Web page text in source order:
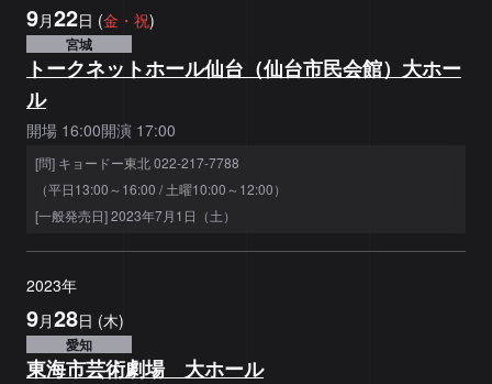
9月22日 (金 ・祝)
宮城
トークネットホール仙台（仙台市民会館）大ホー
ル
開場 16:00開演 17:00
[問] キョードー東北 022-217-7788
（平日13:00～16:00 / 土曜10:00～12:00）
[一般発売日] 2023年7月1日（土）
2023年
9月28日 (木)
愛知
東海市芸術劇場 大ホール